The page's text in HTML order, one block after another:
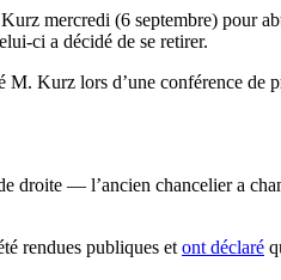
mercredi (6 septembre) pour
ci a décidé de se retirer.
M. Kurz lors d’une conférence de
droite — l’ancien chancelier a
rendues publiques et ont déclaré